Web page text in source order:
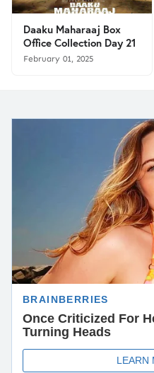
Daaku Maharaaj Box
Office Collection Day 21
February 01, 2025